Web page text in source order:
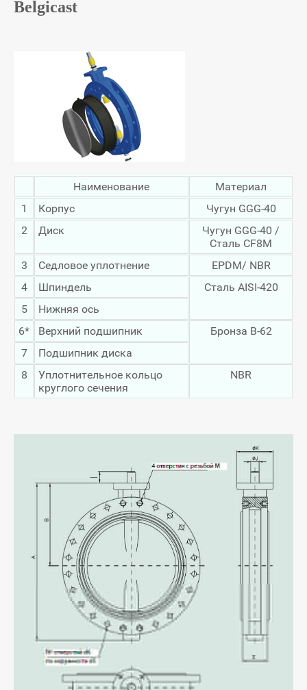
Belgicast
Наименование
Материал
1
Корпус
Чугун GGG-40
2
Диск
Чугун GGG-40 /
Сталь CF8M
3
Седловое уплотнение
EPDM/ NBR
4
Шпиндель
Сталь AISI-420
5
Нижняя ось
6*
Верхний подшипник
Бронза B-62
7
Подшипник диска
8
Уплотнительное кольцо
круглого сечения
NBR